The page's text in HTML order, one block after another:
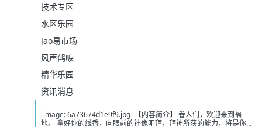
技术专区
水区乐园
Jao易市场
风声鹤唳
精华乐园
资讯消息
[image: 6a73674d1e9f9.jpg] 【内容简介】 眷人们，欢迎来到福
地。 拿好你的线香，向眼前的神像叩拜，拜神所获的能力，将是你们